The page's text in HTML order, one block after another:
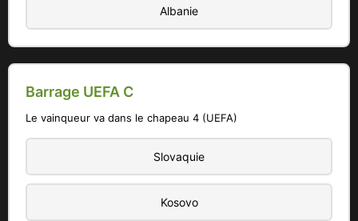
Albanie
Barrage UEFA C
Le vainqueur va dans le chapeau 4 (UEFA)
Slovaquie
Kosovo